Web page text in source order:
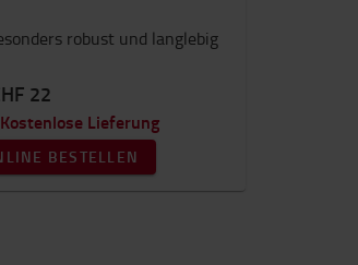
robust und langlebig
22
Kostenlose Lieferung
BESTELLEN